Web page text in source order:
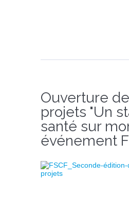
Ouverture
projets "Un
santé sur
événement